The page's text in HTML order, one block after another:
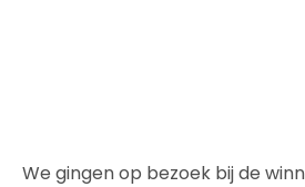
We gingen op bezoek bij de